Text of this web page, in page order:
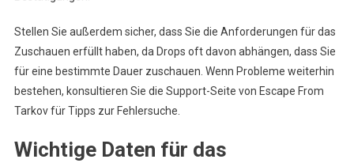
Stellen Sie außerdem sicher, dass Sie die Anforderungen für das
Zuschauen erfüllt haben, da Drops oft davon abhängen, dass Sie
für eine bestimmte Dauer zuschauen. Wenn Probleme weiterhin
bestehen, konsultieren Sie die Support-Seite von Escape From
Tarkov für Tipps zur Fehlersuche.
Wichtige Daten für das